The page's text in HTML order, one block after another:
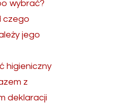
wybrać?
czego
jego
higieniczny
z
deklaracji